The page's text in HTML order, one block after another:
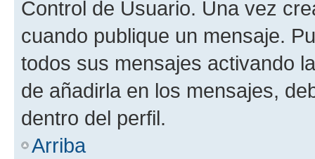
Control de Usuario. Una vez
cuando publique un mensaje.
todos sus mensajes activando
de añadirla en los mensajes,
dentro del perfil.
Arriba